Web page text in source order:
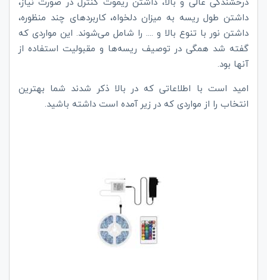
داشتن طول ریسه به میزان دلخواه، کاربردهای چند منظوره،
داشتن نور با تنوع بالا و .... را شامل می‌شوند. این مواردی که
گفته شد همگی در توصیف ریسه‌ها و مقبولیت استفاده از
آنها بود.
امید است با اطلاعاتی که در بالا ذکر شدند شما بهترین
انتخاب را از مواردی که در زیر آمده است داشته باشید.